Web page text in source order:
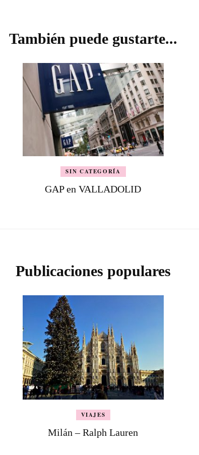
También puede gustarte...
SIN CATEGORÍA
GAP en VALLADOLID
Publicaciones populares
VIAJES
Milán – Ralph Lauren